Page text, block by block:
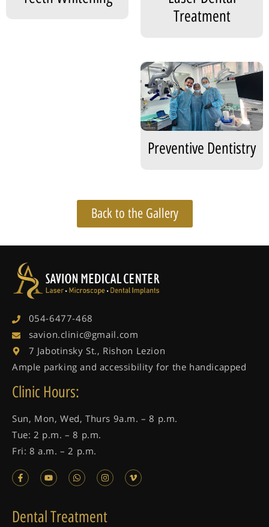
Treatment
Preventive Dentistry
Back to the Gallery
054-6477-468
savion.clinic@gmail.com
7 Jabotinsky St., Rishon Lezion
Ample parking and accessibility for the handicapped
Clinic Hours:
Sun, Mon, Wed, Thurs 9a.m. – 8 p.m.
Tue: 2 p.m. – 8 p.m.
Fri: 8 a.m. – 2 p.m.
Dental Treatment